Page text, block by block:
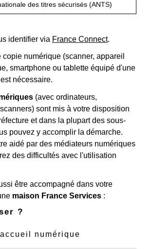
des titres sécurisés (ANTS)
identifier via France Connect.
numérique (scanner, appareil
smartphone ou tablette équipé d'une
nécessaire.
(avec ordinateurs,
sont mis à votre disposition
et dans la plupart des sous-
pouvez y accomplir la démarche.
aidé par des médiateurs numériques
des difficultés avec l'utilisation
être accompagné dans votre
maison France Services :
?
numérique